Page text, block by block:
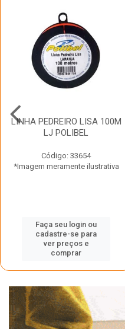
LINHA PEDREIRO LISA 100M
LJ POLIBEL
Código: 33654
*Imagem meramente ilustrativa
Faça seu login ou
cadastre-se para
ver preços e
comprar